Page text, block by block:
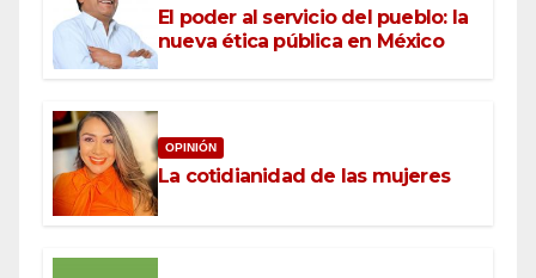
El poder al servicio del pueblo: la
nueva ética pública en México
OPINIÓN
La cotidianidad de las mujeres